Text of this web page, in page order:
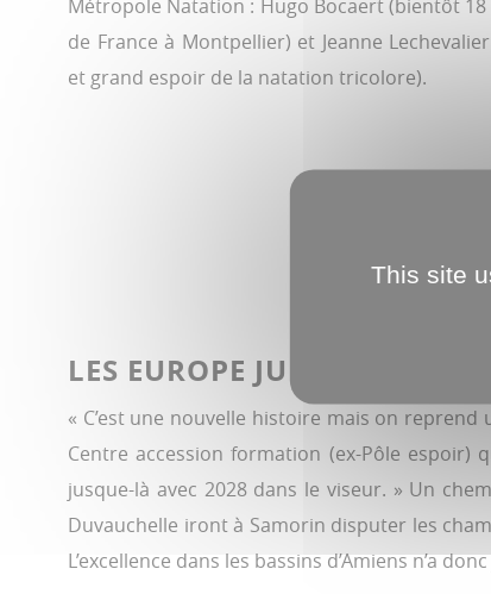
Métropole Natation : Hugo Bocaert (bientôt
de France à Montpellier) et Jeanne
et grand espoir de la natation tricolore).
LES EUROPE JUNIORS EN
« C’est une nouvelle histoire mais on
Centre accession formation (ex-Pôle espoir)
jusque-là avec 2028 dans le viseur. » Un
Duvauchelle iront à Samorin disputer les
L’excellence dans les bassins d’Amiens n’a
This site